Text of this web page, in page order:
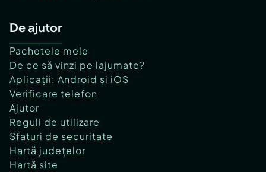
De ajutor
Pachetele mele
De ce să vinzi pe lajumate?
Aplicații: Android și iOS
Verificare telefon
Ajutor
Reguli de utilizare
Sfaturi de securitate
Hartă județelor
Hartă site